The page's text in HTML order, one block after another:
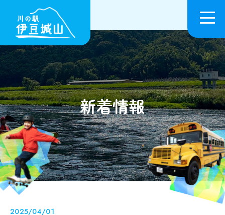
新着情報
2025/04/01